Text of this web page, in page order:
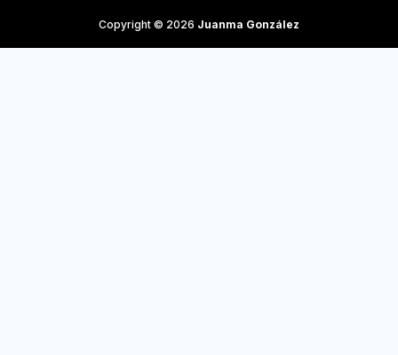
Copyright © 2026 Juanma González